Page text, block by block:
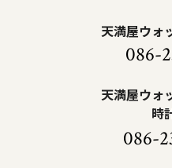
天満屋ウォ
086-
天満屋ウォ
時
086-